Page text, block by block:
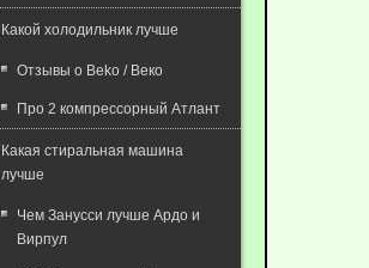
Какой холодильник лучше
Отзывы о Beko / Веко
Про 2 компрессорный Атлант
Какая стиральная машина
лучше
Чем Занусси лучше Ардо и
Вирпул